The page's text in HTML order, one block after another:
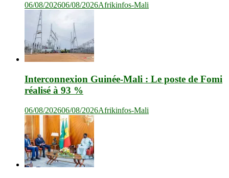
06/08/202606/08/2026Afrikinfos-Mali
Interconnexion Guinée-Mali : Le poste de Fomi
réalisé à 93 %
06/08/202606/08/2026Afrikinfos-Mali